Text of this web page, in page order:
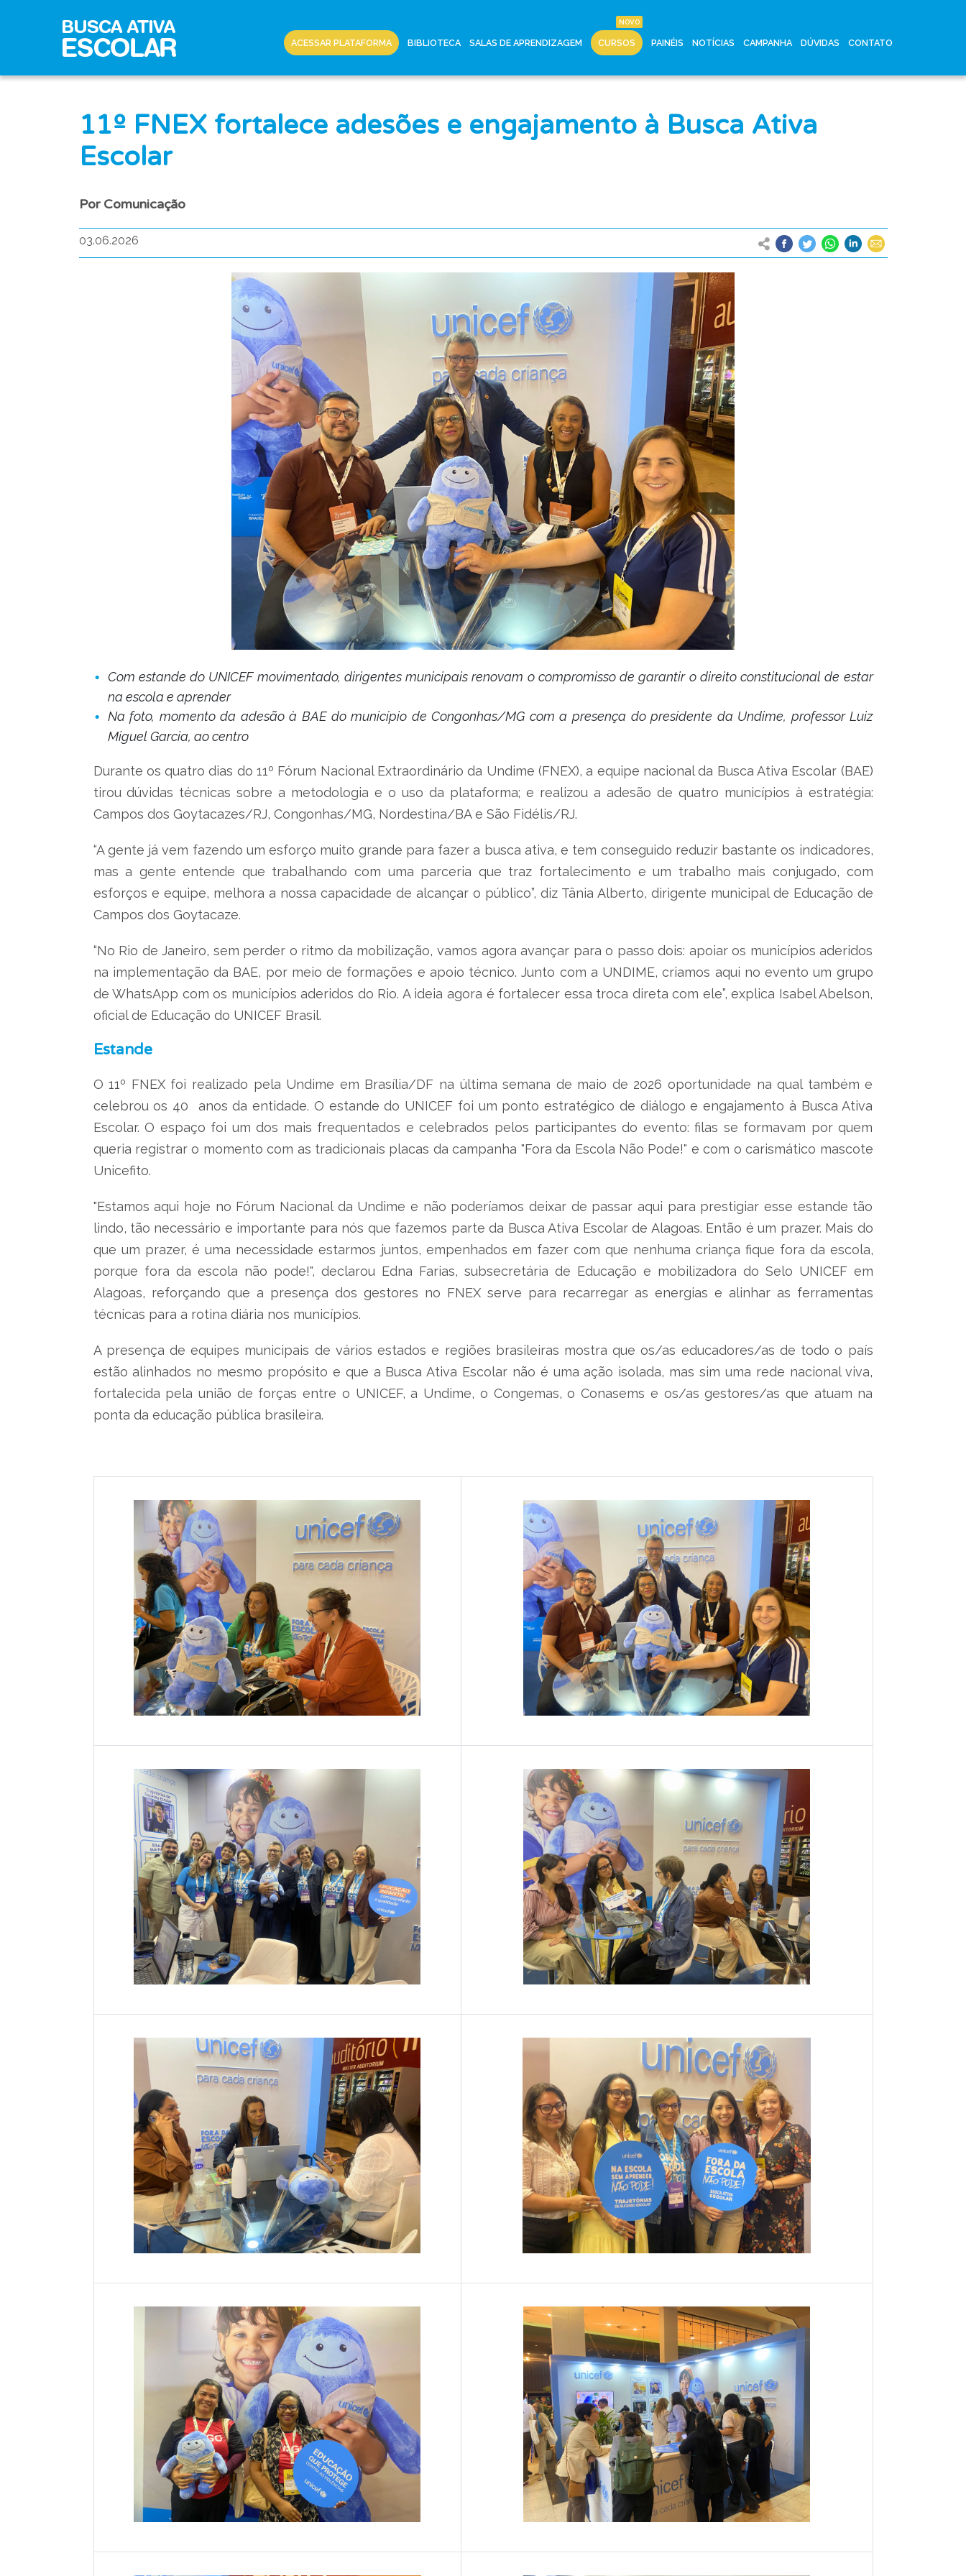
ACESSAR PLATAFORMA BIBLIOTECA SALAS DE APRENDIZAGEM CURSOS PAINÉIS NOTÍCIAS CAMPANHA DÚVIDAS CONTATO
11º FNEX fortalece adesões e engajamento à Busca Ativa
Escolar
Por Comunicação
03.06.2026
Com estande do UNICEF movimentado, dirigentes municipais renovam o compromisso de garantir o direito constitucional de estar
na escola e aprender
Na foto, momento da adesão à BAE do município de Congonhas/MG com a presença do presidente da Undime, professor Luiz
Miguel Garcia, ao centro
Durante os quatro dias do 11º Fórum Nacional Extraordinário da Undime (FNEX), a equipe nacional da Busca Ativa Escolar (BAE)
tirou dúvidas técnicas sobre a metodologia e o uso da plataforma; e realizou a adesão de quatro municípios à estratégia:
Campos dos Goytacazes/RJ, Congonhas/MG, Nordestina/BA e São Fidélis/RJ.
“A gente já vem fazendo um esforço muito grande para fazer a busca ativa, e tem conseguido reduzir bastante os indicadores,
mas a gente entende que trabalhando com uma parceria que traz fortalecimento e um trabalho mais conjugado, com
esforços e equipe, melhora a nossa capacidade de alcançar o público”, diz Tânia Alberto, dirigente municipal de Educação de
Campos dos Goytacaze.
“No Rio de Janeiro, sem perder o ritmo da mobilização, vamos agora avançar para o passo dois: apoiar os municípios aderidos
na implementação da BAE, por meio de formações e apoio técnico. Junto com a UNDIME, criamos aqui no evento um grupo
de WhatsApp com os municípios aderidos do Rio. A ideia agora é fortalecer essa troca direta com ele”, explica Isabel Abelson,
oficial de Educação do UNICEF Brasil.
Estande
O 11º FNEX foi realizado pela Undime em Brasília/DF na última semana de maio de 2026 oportunidade na qual também e
celebrou os 40 anos da entidade. O estande do UNICEF foi um ponto estratégico de diálogo e engajamento à Busca Ativa
Escolar. O espaço foi um dos mais frequentados e celebrados pelos participantes do evento: filas se formavam por quem
queria registrar o momento com as tradicionais placas da campanha "Fora da Escola Não Pode!" e com o carismático mascote
Unicefito.
"Estamos aqui hoje no Fórum Nacional da Undime e não poderíamos deixar de passar aqui para prestigiar esse estande tão
lindo, tão necessário e importante para nós que fazemos parte da Busca Ativa Escolar de Alagoas. Então é um prazer. Mais do
que um prazer, é uma necessidade estarmos juntos, empenhados em fazer com que nenhuma criança fique fora da escola,
porque fora da escola não pode!", declarou Edna Farias, subsecretária de Educação e mobilizadora do Selo UNICEF em
Alagoas, reforçando que a presença dos gestores no FNEX serve para recarregar as energias e alinhar as ferramentas
técnicas para a rotina diária nos municípios.
A presença de equipes municipais de vários estados e regiões brasileiras mostra que os/as educadores/as de todo o país
estão alinhados no mesmo propósito e que a Busca Ativa Escolar não é uma ação isolada, mas sim uma rede nacional viva,
fortalecida pela união de forças entre o UNICEF, a Undime, o Congemas, o Conasems e os/as gestores/as que atuam na
ponta da educação pública brasileira.